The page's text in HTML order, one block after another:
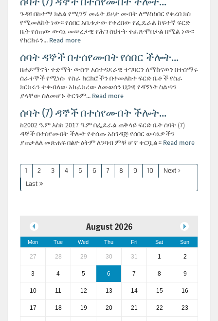
ጉዳዩ በከተማ ክልል የሚገኝ መሬት ይዞታ መብት ለማስከበር የቀረበ ክስ
የሚመለከት ነው፡፡ የሰበር አቤቱታው የቀረበው የፌዴራል ከፍተኛ ፍርድ
ቤት የሰጠው ውሳኔ መሠረታዊ የሕግ ስህተት ተፈጽሞበታል በሚል ነው፡፡
የክርክሩን... Read more
ሰባት ዳኞች በተሰየሙበት የሰበር ችሎት...
በሐይማኖት ተቋማት ውስጥ አስተዳደራዊ ተግባርን ለማከናወን በተሰማሩ
ሰራተኞች የሚነሱ የስራ ክርክሮችን በተመለከተ ፍርድ ቤቶች የስራ
ክርክሩን ተቀብለው አከራክረው ለመወሰን ህጋዊ የዳኝነት ስልጣን
ያላቸው ስለመሆኑ ትርጉም... Read more
ሰባት (7) ዳኞች በተሰየሙበት ችሎት...
ከ2002 ዓ.ም እስከ 2017 ዓ.ም በፌደራል ጠቅላይ ፍርድ ቤት ሰባት (7)
ዳኞች በተሰየሙበት ችሎት የተሰጡ አስገዳጅ የሰበር ውሳኔዎችን
ያጠቃለለ መጽሐፍ በልዮ ዕትም ለንባብ ምቹ ሆኖ ቀርቧል። Read more
1 2 3 4 5 6 7 8 9 10
Next
Last
August 2026
Mon Tue Wed Thu Fri Sat Sun
27 28 29 30 31 1 2
3 4 5 6 7 8 9
10 11 12 13 14 15 16
17 18 19 20 21 22 23